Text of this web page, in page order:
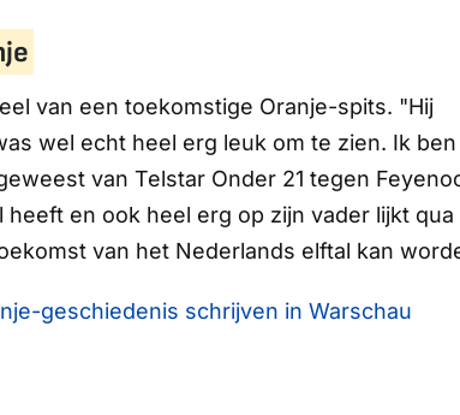
van een toekomstige Oranje-spits. "Hij
wel echt heel erg leuk om te zien. Ik ben
van Telstar Onder 21 tegen
en ook heel erg op zijn vader lijkt qua
van het Nederlands elftal kan
geschiedenis schrijven in Warschau